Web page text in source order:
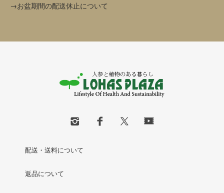
→お盆期間の配送休止について
配送・送料について
返品について